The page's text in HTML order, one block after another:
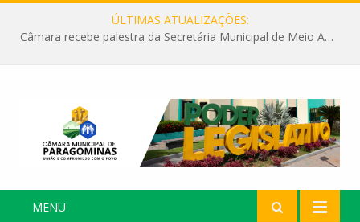
ÚLTIMAS ATUALIZAÇÕES:
Câmara recebe palestra da Secretária Municipal de Meio Ambiente sobre as ações da “SEMANA DO MEIO AMBIENTE”
MENU